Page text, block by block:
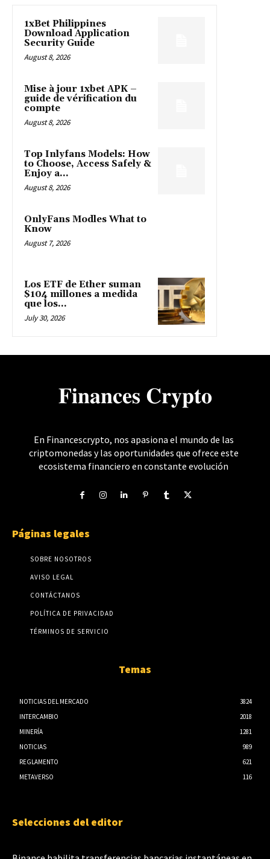
1xBet Philippines
Download Application
Security Guide
August 8, 2026
Mise à jour 1xbet APK –
guide de vérification du
compte
August 8, 2026
Top Inlyfans Models: How
to Choose, Access Safely &
Enjoy a...
August 8, 2026
OnlyFans Modles What to
Know
August 7, 2026
Los ETF de Ether suman
$104 millones a medida
que los...
July 30, 2026
𝐅𝐢𝐧𝐚𝐧𝐜𝐞𝐬 𝐂𝐫𝐲𝐩𝐭𝐨
En Financescrypto, nos apasiona el mundo de las
criptomonedas y las oportunidades que ofrece este
ecosistema financiero en constante evolución
Páginas legales
SOBRE NOSOTROS
AVISO LEGAL
CONTÁCTANOS
POLÍTICA DE PRIVACIDAD
TÉRMINOS DE SERVICIO
Temas
NOTICIAS DEL MERCADO
3824
INTERCAMBIO
2018
MINERÍA
1281
NOTICIAS
989
REGLAMENTO
621
METAVERSO
116
Selecciones del editor